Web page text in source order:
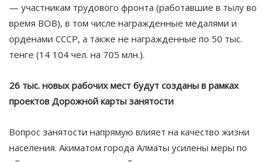
— участникам трудового фронта (работавшие в тылу во
время ВОВ), в том числе награжденные медалями и
орденами СССР, а также не награжденные по 50 тыс.
тенге (14 104 чел. на 705 млн.).
26 тыс. новых рабочих мест будут созданы в рамках
проектов Дорожной карты занятости
Вопрос занятости напрямую влияет на качество жизни
населения. Акиматом города Алматы усилены меры по